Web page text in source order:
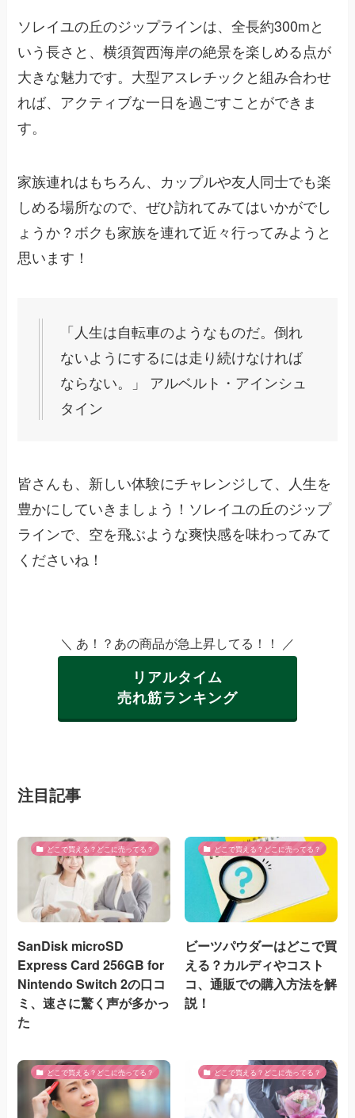
ソレイユの丘のジップラインは、全長約300mと
いう長さと、横須賀西海岸の絶景を楽しめる点が
大きな魅力です。大型アスレチックと組み合わせ
れば、アクティブな一日を過ごすことができま
す。
家族連れはもちろん、カップルや友人同士でも楽
しめる場所なので、ぜひ訪れてみてはいかがでし
ょうか？ボクも家族を連れて近々行ってみようと
思います！
「人生は自転車のようなものだ。倒れ
ないようにするには走り続けなければ
ならない。」 アルベルト・アインシュ
タイン
皆さんも、新しい体験にチャレンジして、人生を
豊かにしていきましょう！ソレイユの丘のジップ
ラインで、空を飛ぶような爽快感を味わってみて
くださいね！
＼ あ！？あの商品が急上昇してる！！ ／
リアルタイム
売れ筋ランキング
注目記事
どこで買える？どこに売ってる？
SanDisk microSD
Express Card 256GB for
Nintendo Switch 2の口コ
ミ、速さに驚く声が多かっ
た
どこで買える？どこに売ってる？
ビーツパウダーはどこで買
える？カルディやコスト
コ、通販での購入方法を解
説！
どこで買える？どこに売ってる？ どこで買える？どこに売ってる？